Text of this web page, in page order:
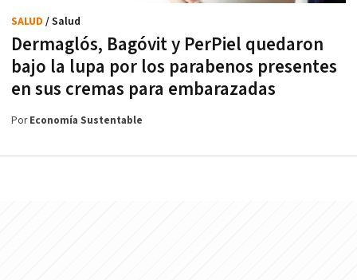
Dermaglós, Bagóvit y PerPiel quedaron
bajo la lupa por los parabenos presentes
en sus cremas para embarazadas
SALUD / Salud
PorEconomía Sustentable